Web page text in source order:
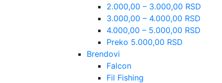
2.000,00 – 3.000,00 RSD
3.000,00 – 4.000,00 RSD
4.000,00 – 5.000,00 RSD
Preko 5.000,00 RSD
Brendovi
Falcon
Fil Fishing